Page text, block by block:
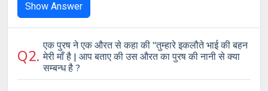
Show Answer
Q2.
एक पुरष ने एक औरत से कहा की "तुम्हारे इकलौते भाई की बहन
मेरी माँ है | आप बताए की उस औरत का पुरष की नानी से क्या
सम्बन्ध है ?